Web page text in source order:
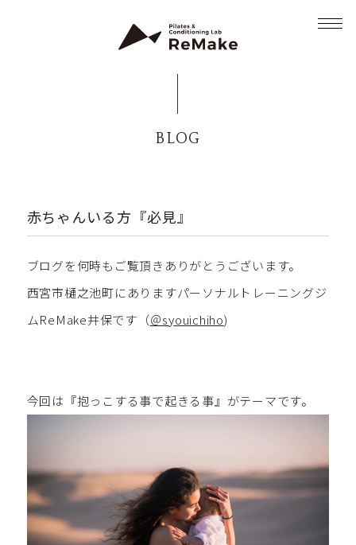
BLOG
赤ちゃんいる方『必見』
ブログを何時もご覧頂きありがとうございます。
西宮市樋之池町にありますパーソナルトレーニングジ
ムReMake井保です（＠syouichiho)
今回は『抱っこする事で起きる事』がテーマです。